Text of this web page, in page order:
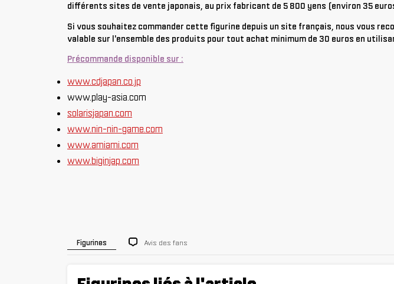
différents sites de vente japonais, au prix fabricant de 5 800 yens (environ 35
Si vous souhaitez commander cette figurine depuis un site français, nous vous
valable sur l'ensemble des produits pour tout achat minimum de 30 euros en
Précommande disponible sur :
www.cdjapan.co.jp
www.play-asia.com
solarisjapan.com
www.nin-nin-game.com
www.amiami.com
www.biginjap.com
Figurines Avis des fans